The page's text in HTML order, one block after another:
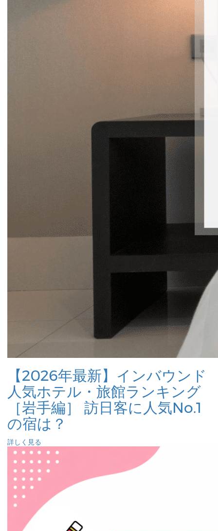
【2026年最新】インバウンド
人気ホテル・旅館ランキング
［岩手編］ 訪日客に人気No.1
の宿は？
詳しく見る